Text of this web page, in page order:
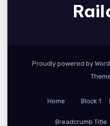
Proudly powered by
Home Block 1
Breadcrumb Title